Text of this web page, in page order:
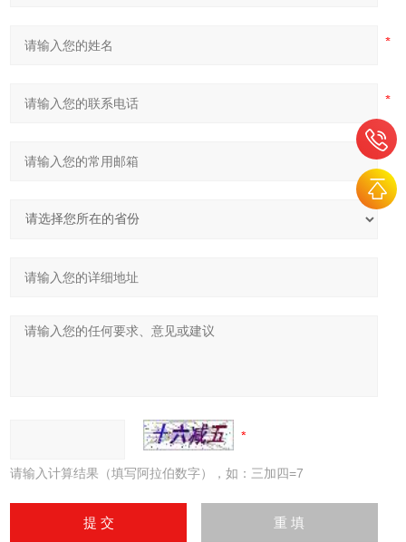
请输入计算结果（填写阿拉伯数字），如：三加四=7